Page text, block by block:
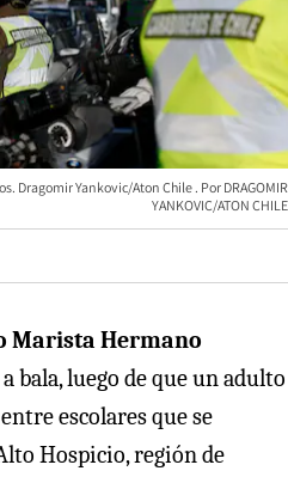
Dragomir Yankovic/Aton Chile
DRAGOMIR
YANKOVIC/ATON CHILE
Marista Hermano
bala, luego de que un adulto
escolares que se
Hospicio, región de